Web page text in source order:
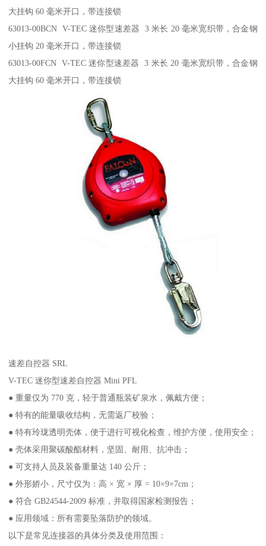
大挂钩 60 毫米开口，带连接锁
63013-00BCN V-TEC 迷你型速差器 3 米长 20 毫米宽织带，合金钢
小挂钩 20 毫米开口，带连接锁
63013-00FCN V-TEC 迷你型速差器 3 米长 20 毫米宽织带，合金钢
大挂钩 60 毫米开口，带连接锁
速差自控器 SRL
V-TEC 迷你型速差自控器 Mini PFL
● 重量仅为 770 克，轻于普通瓶装矿泉水，佩戴方便；
● 特有的能量吸收结构，无需返厂校验；
● 特有玲珑透明壳体，便于进行可视化检查，维护方便，使用安全；
● 壳体采用聚碳酸酯材料，坚固、耐用、抗冲击；
● 可支持人员及装备重量达 140 公斤；
● 外形娇小，尺寸仅为：高 × 宽 × 厚 = 10×9×7cm；
● 符合 GB24544-2009 标准，并取得国家检测报告；
● 应用领域：所有需要坠落防护的领域。
以下是常见连接器的具体分类及使用范围：